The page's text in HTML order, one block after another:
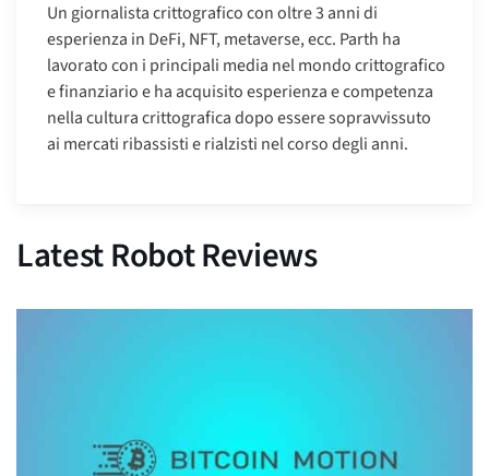
Un giornalista crittografico con oltre 3 anni di
esperienza in DeFi, NFT, metaverse, ecc. Parth ha
lavorato con i principali media nel mondo crittografico
e finanziario e ha acquisito esperienza e competenza
nella cultura crittografica dopo essere sopravvissuto
ai mercati ribassisti e rialzisti nel corso degli anni.
Latest Robot Reviews